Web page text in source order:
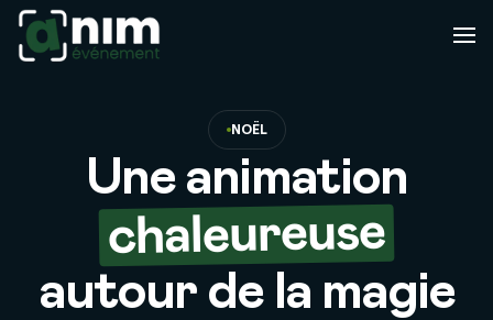
NOËL
Une animation
chaleureuse
autour de la magie